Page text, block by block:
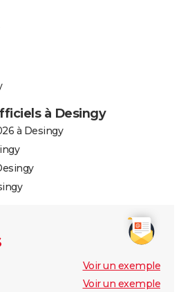
à Desingy
à Desingy
Voir un exemple
Voir un exemple